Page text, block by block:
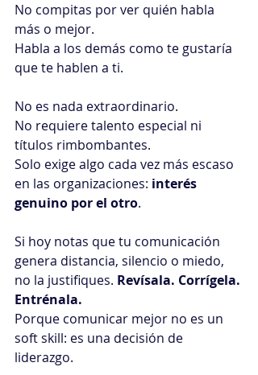
No compitas por ver quién habla
más o mejor.
Habla a los demás como te gustaría
que te hablen a ti.
No es nada extraordinario.
No requiere talento especial ni
títulos rimbombantes.
Solo exige algo cada vez más escaso
en las organizaciones: interés
genuino por el otro.
Si hoy notas que tu comunicación
genera distancia, silencio o miedo,
no la justifiques. Revísala. Corrígela.
Entrénala.
Porque comunicar mejor no es un
soft skill: es una decisión de
liderazgo.